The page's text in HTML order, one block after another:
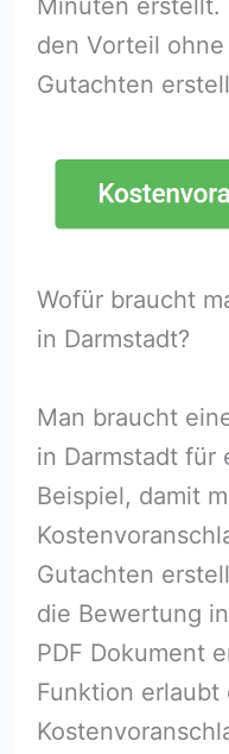
Minuten erstellt.
den Vorteil
Gutachten
Wofür braucht
in Darmstadt?
Man braucht
in Darmstadt für
Beispiel, damit
Gutachten
die Bewertung
PDF Dokument
Funktion erlaubt